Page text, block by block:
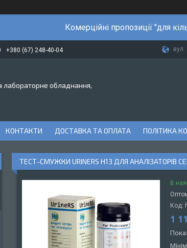
Комерційні пропозиції "для
+380 (67) 248-40-04 вул.
лабораторне обладнання,
КОНТАКТИ ДОСТАВКА ТА ОПЛАТА ПОЛІТИКА
ТЕСТ-СМУЖКИ URINERS Н13 ДЛЯ АНАЛІЗАТОРІВ
В
Код:
1